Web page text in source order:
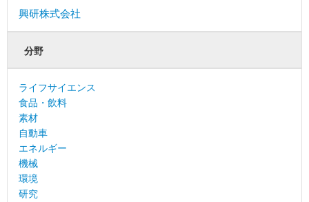
興研株式会社
分野
ライフサイエンス
食品・飲料
素材
自動車
エネルギー
機械
環境
研究